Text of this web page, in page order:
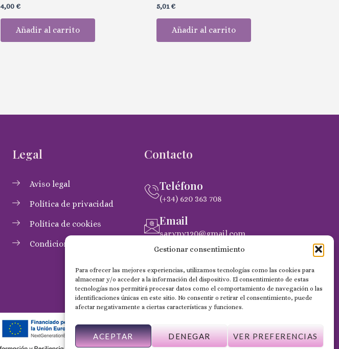
Gestionar consentimiento
Para ofrecer las mejores experiencias, utilizamos tecnologías como las cookies para
almacenar y/o acceder a la información del dispositivo. El consentimiento de estas
tecnologías nos permitirá procesar datos como el comportamiento de navegación o las
identificaciones únicas en este sitio. No consentir o retirar el consentimiento, puede
afectar negativamente a ciertas características y funciones.
ACEPTAR DENEGAR VER PREFERENCIAS
Valorado
con
0
4,00 €
Añadir al carrito
Valorado
con
0
5,01€
Añadir al carrito
Legal
Aviso legal
Política de privacidad
Política de cookies
Condiciones de compra
Contacto
Teléfono
(+34) 620 363 708
Email
saryny120@gmail.com
Dirección
C. Gobernador Marín Acuña, 53, (35014)
Las Palmas de Gran Canaria
Web desarrollada por Wilapp España